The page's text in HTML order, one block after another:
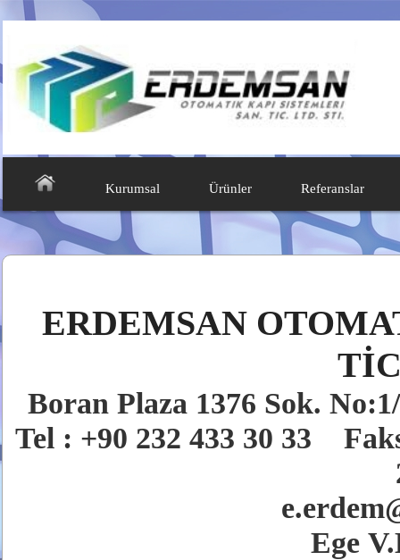
Kurumsal Ürünler Referanslar
ERDEMSAN
Boran Plaza 1376 Sok.
Tel : +90 232 433 30 33
Ege